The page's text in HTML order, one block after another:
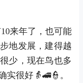
来年了，也可能
地发展，建得越
少，现在鸟也多
实很好👵🚄👮。